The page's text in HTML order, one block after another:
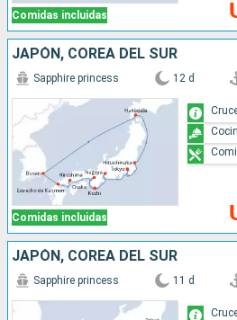
Comidas incluidas
JAPÓN, COREA DEL SUR
Comidas incluidas
Sapphire princess 12 d
JAPÓN, COREA DEL SUR
Sapphire princess 11 d